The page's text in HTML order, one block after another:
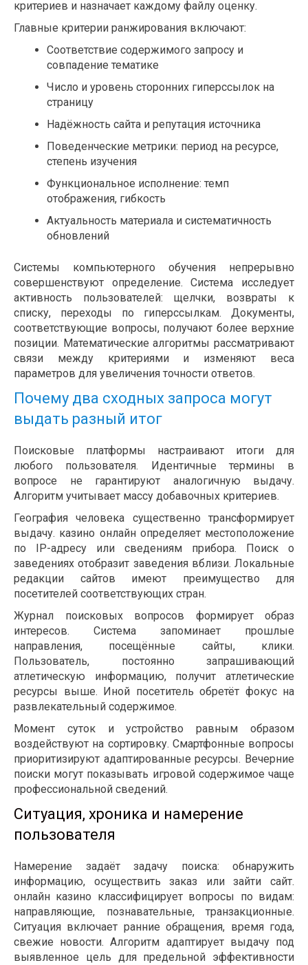
критериев и назначает каждому файлу оценку.
Главные критерии ранжирования включают:
Соответствие содержимого запросу и
совпадение тематике
Число и уровень сторонних гиперссылок на
страницу
Надёжность сайта и репутация источника
Поведенческие метрики: период на ресурсе,
степень изучения
Функциональное исполнение: темп
отображения, гибкость
Актуальность материала и систематичность
обновлений
Системы компьютерного обучения непрерывно
совершенствуют определение. Система исследует
активность пользователей: щелчки, возвраты к
списку, переходы по гиперссылкам. Документы,
соответствующие вопросы, получают более верхние
позиции. Математические алгоритмы рассматривают
связи между критериями и изменяют веса
параметров для увеличения точности ответов.
Почему два сходных запроса могут
выдать разный итог
Поисковые платформы настраивают итоги для
любого пользователя. Идентичные термины в
вопросе не гарантируют аналогичную выдачу.
Алгоритм учитывает массу добавочных критериев.
География человека существенно трансформирует
выдачу. казино онлайн определяет местоположение
по IP-адресу или сведениям прибора. Поиск о
заведениях отобразит заведения вблизи. Локальные
редакции сайтов имеют преимущество для
посетителей соответствующих стран.
Журнал поисковых вопросов формирует образ
интересов. Система запоминает прошлые
направления, посещённые сайты, клики.
Пользователь, постоянно запрашивающий
атлетическую информацию, получит атлетические
ресурсы выше. Иной посетитель обретёт фокус на
развлекательный содержимое.
Момент суток и устройство равным образом
воздействуют на сортировку. Смартфонные вопросы
приоритизируют адаптированные ресурсы. Вечерние
поиски могут показывать игровой содержимое чаще
профессиональной сведений.
Ситуация, хроника и намерение
пользователя
Намерение задаёт задачу поиска: обнаружить
информацию, осуществить заказ или зайти сайт.
онлайн казино классифицирует вопросы по видам:
направляющие, познавательные, транзакционные.
Ситуация включает ранние обращения, время года,
свежие новости. Алгоритм адаптирует выдачу под
выявленное цель для предельной эффективности